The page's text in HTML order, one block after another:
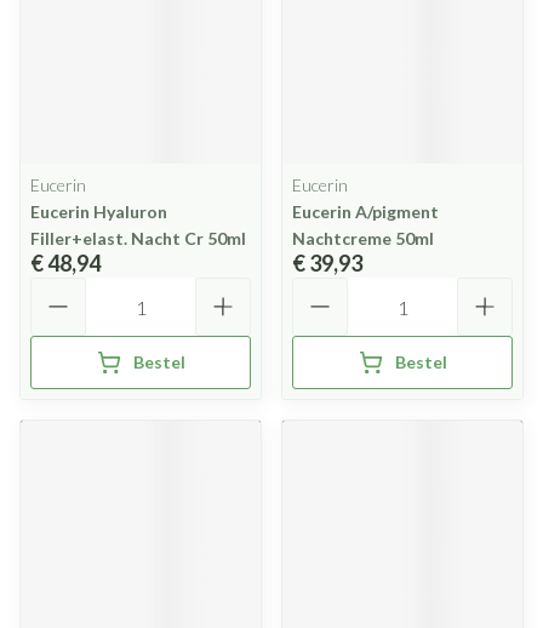
Eucerin
Eucerin Hyaluron
Filler+elast. Nacht Cr 50ml
€ 48,94
Bestel
Eucerin
Eucerin A/pigment
Nachtcreme 50ml
€ 39,93
Bestel